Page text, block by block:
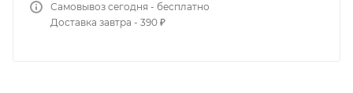
Самовывоз сегодня - бесплатно
Доставка завтра - 390 ₽